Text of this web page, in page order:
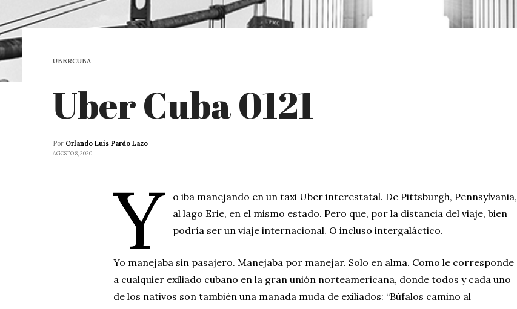
UBERCUBA
Uber Cuba 0121
Por Orlando Luis Pardo Lazo
AGOSTO 8, 2020
Y
o iba manejando en un taxi Uber interestatal. De Pittsburgh, Pennsylvania,
al lago Erie, en el mismo estado. Pero que, por la distancia del viaje, bien
podría ser un viaje internacional. O incluso intergaláctico.
Yo manejaba sin pasajero. Manejaba por manejar. Solo en alma. Como le corresponde
a cualquier exiliado cubano en la gran unión norteamericana, donde todos y cada uno
de los nativos son también una manada muda de exiliados: “Búfalos camino al